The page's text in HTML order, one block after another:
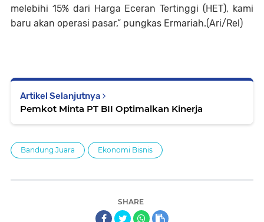
melebihi 15% dari Harga Eceran Tertinggi (HET), kami
baru akan operasi pasar,” pungkas Ermariah.(Ari/Rel)
Artikel Selanjutnya
Pemkot Minta PT BII Optimalkan Kinerja
Bandung Juara Ekonomi Bisnis
SHARE